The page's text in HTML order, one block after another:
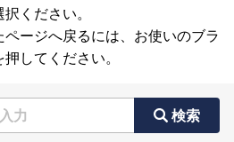
ください。
ージへ戻るには、お使いのブラ
してください。
検索